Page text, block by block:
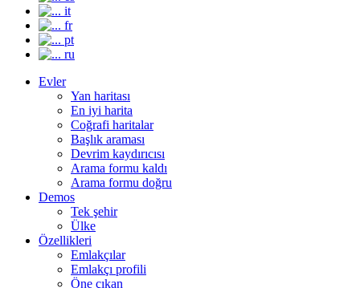
it
fr
pt
ru
Evler
Yan haritası
En iyi harita
Coğrafi haritalar
Başlık araması
Devrim kaydırıcısı
Arama formu kaldı
Arama formu doğru
Demos
Tek şehir
Ülke
Özellikleri
Emlakçılar
Emlakçı profili
Öne çıkan